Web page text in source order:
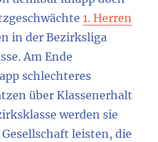
1. Herren
in der Bezirksliga
Am Ende
schlechteres
über Klassenerhalt
werden sie
Gesellschaft leisten, die